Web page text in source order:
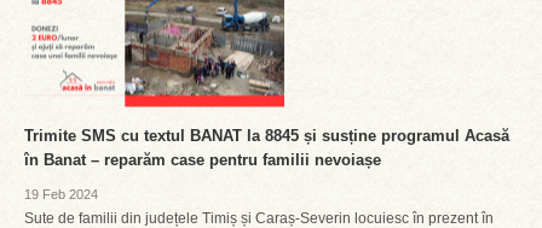
Trimite SMS cu textul BANAT la 8845 și susține programul Acasă
în Banat – reparăm case pentru familii nevoiașe
19 Feb 2024
Sute de familii din județele Timiș și Caraș-Severin locuiesc în prezent în